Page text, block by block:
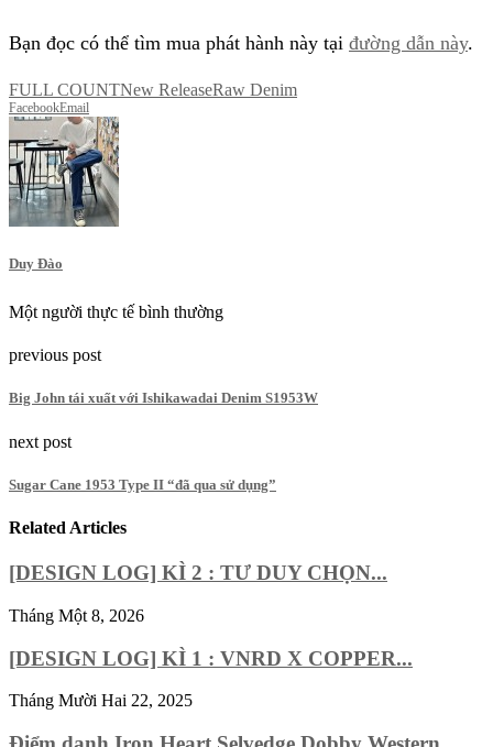
Bạn đọc có thể tìm mua phát hành này tại đường dẫn này.
FULL COUNTNew ReleaseRaw Denim
FacebookEmail
Duy Đào
Một người thực tế bình thường
previous post
Big John tái xuất với Ishikawadai Denim S1953W
next post
Sugar Cane 1953 Type II “đã qua sử dụng”
Related Articles
[DESIGN LOG] KÌ 2 : TƯ DUY CHỌN...
Tháng Một 8, 2026
[DESIGN LOG] KÌ 1 : VNRD X COPPER...
Tháng Mười Hai 22, 2025